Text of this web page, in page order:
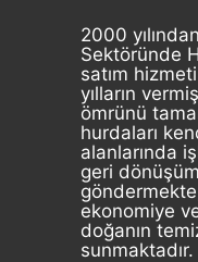
2000
Sektöründe
satım
yılların
ömrünü
hurdaları
alanlarında
geri
ekonomiye
doğanın
sunmaktadır.